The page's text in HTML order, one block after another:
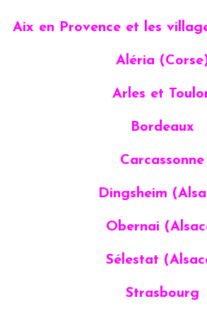
Aix en Provence et les
Aléria
Arles et
Bordeaux
Carcassonne
Dingsheim
Obernai
Sélestat
Strasbourg